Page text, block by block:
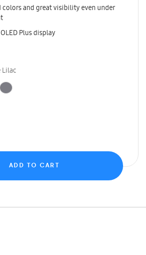
colors and great visibility even under
Plus display
ADD TO CART